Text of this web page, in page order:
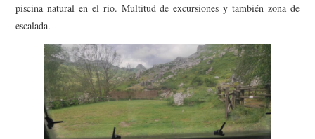
piscina natural en el rio. Multitud de excursiones y también zona de
escalada.